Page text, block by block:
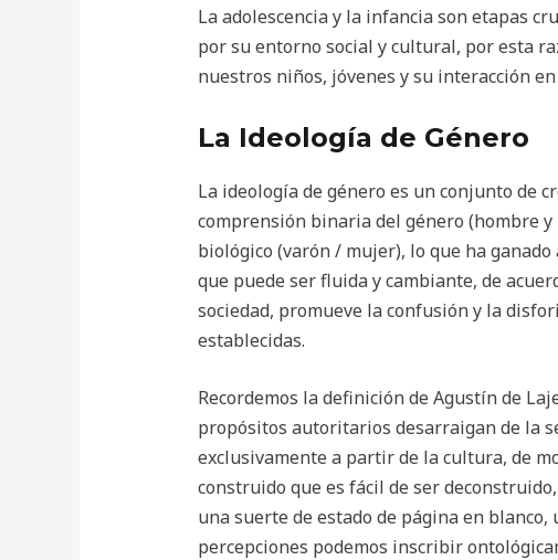
La adolescencia y la infancia son etapas
por su entorno social y cultural, por esta
nuestros niños, jóvenes y su interacción
La Ideología de Género
La ideología de género es un conjunto de
comprensión binaria del género (hombre
biológico (varón / mujer), lo que ha
que puede ser fluida y cambiante, de
sociedad, promueve la confusión y la
establecidas.
Recordemos la definición de Agustín de
propósitos autoritarios desarraigan de la
exclusivamente a partir de la cultura, de
construido que es fácil de ser
una suerte de estado de página en
percepciones podemos inscribir